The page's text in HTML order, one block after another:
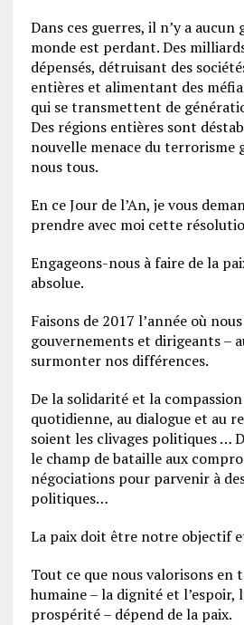
Dans ces guerres, il n’y a
monde est perdant. Des
dépensés, détruisant des
entières et alimentant des
qui se transmettent de
Des régions entières sont
nouvelle menace du terrorisme
nous tous.
En ce Jour de l’An, je vous
prendre avec moi cette
Engageons-nous à faire de la
absolue.
Faisons de 2017 l’année où
gouvernements et dirigeants –
surmonter nos différences.
De la solidarité et la
quotidienne, au dialogue et au
soient les clivages politiques …
le champ de bataille aux
négociations pour parvenir à
politiques…
La paix doit être notre objectif
Tout ce que nous valorisons en
humaine – la dignité et l’espoir,
prospérité – dépend de la paix.